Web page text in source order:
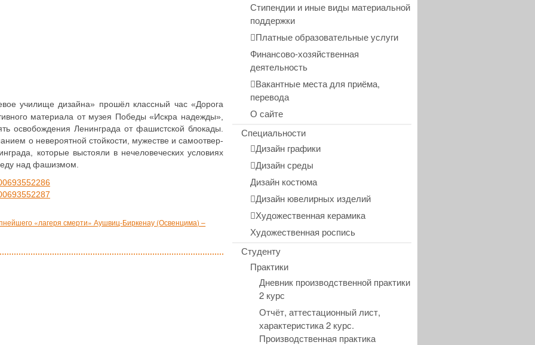
училище дизайна» прошёл класс­ный час «Дорога
мате­ри­а­ла от музея Победы «Искра надежды»,
осво­бож­де­ния Ленин­гра­да от фашист­ской блокады.
о неве­ро­ят­ной стой­ко­сти, муже­стве и само­от­вер­
которые высто­я­ли в нече­ло­ве­че­ских усло­ви­ях
над фашизмом.
«лагеря смерти» Аушвиц-Биркенау (Освенцима) –
Стипендии и иные виды материальной
поддержки
Платные образовательные услуги
Финансово-хозяйственная
деятельность
Вакантные места для приёма,
перевода
О сайте
Специальности
Дизайн графики
Дизайн среды
Дизайн костюма
Дизайн ювелирных изделий
Художественная керамика
Художественная роспись
Студенту
Практики
Дневник производственной практики
2 курс
Отчёт, аттестационный лист,
характеристика 2 курс.
Производственная практика